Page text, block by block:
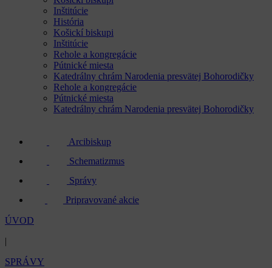
Inštitúcie
História
Košickí biskupi
Inštitúcie
Rehole a kongregácie
Pútnické miesta
Katedrálny chrám Narodenia presvätej Bohorodičky
Rehole a kongregácie
Pútnické miesta
Katedrálny chrám Narodenia presvätej Bohorodičky
Arcibiskup
Schematizmus
Správy
Pripravované akcie
ÚVOD
|
SPRÁVY